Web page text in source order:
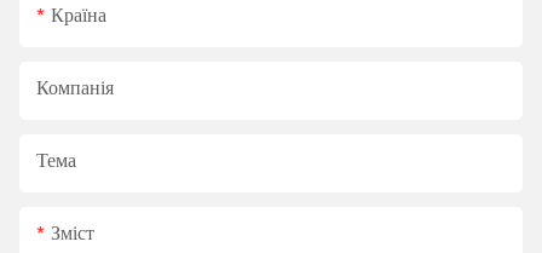
Країна
Компанія
Тема
Зміст